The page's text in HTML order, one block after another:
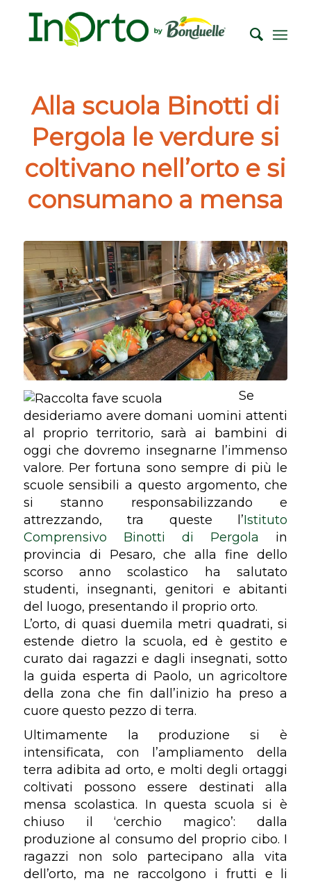
Alla scuola Binotti di
Pergola le verdure si
coltivano nell’orto e si
consumano a mensa
Se
desideriamo avere domani uomini attenti
al proprio territorio, sarà ai bambini di
oggi che dovremo insegnarne l’immenso
valore. Per fortuna sono sempre di più le
scuole sensibili a questo argomento, che
si stanno responsabilizzando e
attrezzando, tra queste l’Istituto
Comprensivo Binotti di Pergola
in
provincia di Pesaro, che alla fine dello
scorso anno scolastico ha salutato
studenti, insegnanti, genitori e abitanti
del luogo, presentando il proprio orto.
L’orto, di quasi duemila metri quadrati, si
estende dietro la scuola, ed è gestito e
curato dai ragazzi e dagli insegnati, sotto
la guida esperta di Paolo, un agricoltore
della zona che fin dall’inizio ha preso a
cuore questo pezzo di terra.
Ultimamente la produzione si è
intensificata, con l’ampliamento della
terra adibita ad orto, e molti degli ortaggi
coltivati possono essere destinati alla
mensa scolastica. In questa scuola si è
chiuso il ‘cerchio magico’: dalla
produzione al consumo del proprio cibo. I
ragazzi non solo partecipano alla vita
dell’orto, ma ne raccolgono i frutti e li